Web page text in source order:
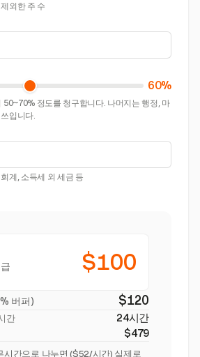
외한 주 수
60%
50~70% 정도를 청구합니다. 나머지는 행정, 마
입니다.
계, 소득세 외 세금 등
$100
버퍼) $120
간 24시간
$479
시간으로 나누면 ($52/시간) 실제로